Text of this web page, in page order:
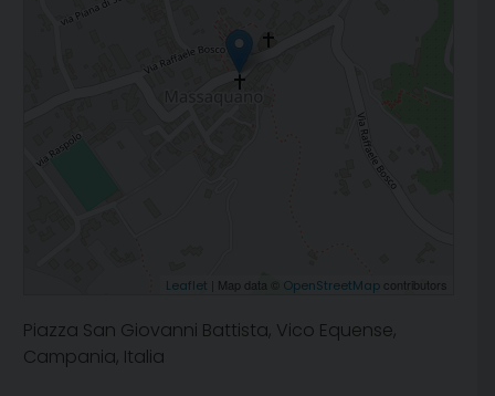
Leaflet | Map data © OpenStreetMap contributors
Piazza San Giovanni Battista, Vico Equense,
Campania, Italia